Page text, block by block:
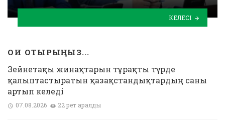
КЕЛЕСІ
ОҚИ ОТЫРЫҢЫЗ...
Зейнетақы жинақтарын тұрақты түрде
қалыптастыратын қазақстандықтардың саны
артып келеді
07.08.2026 22 рет қаралды